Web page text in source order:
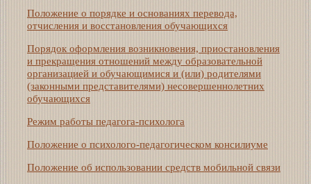
Положение о порядке и основаниях перевода,
отчисления и восстановления обучающихся
Порядок оформления возникновения, приостановления
и прекращения отношений между образовательной
организацией и обучающимися и (или) родителями
(законными представителями) несовершеннолетних
обучающихся
Режим работы педагога-психолога
Положение о психолого-педагогическом консилиуме
Положение об использовании средств мобильной связи